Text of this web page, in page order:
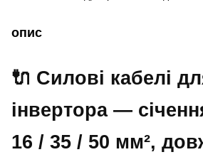
опис
🔌 Силові кабелі
інвертора —
16 / 35 / 50 мм²,